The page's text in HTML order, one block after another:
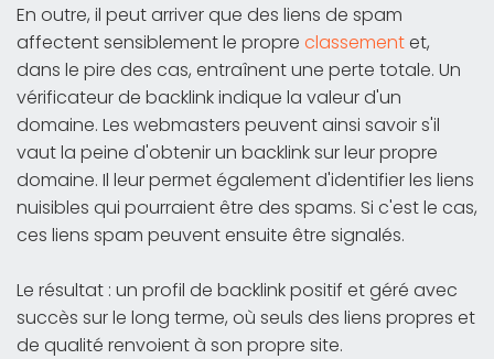
En outre, il peut arriver que des liens de spam
affectent sensiblement le propre classementet,
dans le pire des cas, entraînent une perte totale. Un
vérificateur de backlink indique la valeur d'un
domaine. Les webmasters peuvent ainsi savoir s'il
vaut la peine d'obtenir un backlink sur leur propre
domaine. Il leur permet également d'identifier les liens
nuisibles qui pourraient être des spams. Si c'est le cas,
ces liens spam peuvent ensuite être signalés.
Le résultat : un profil de backlink positif et géré avec
succès sur le long terme, où seuls des liens propres et
de qualité renvoient à son propre site.